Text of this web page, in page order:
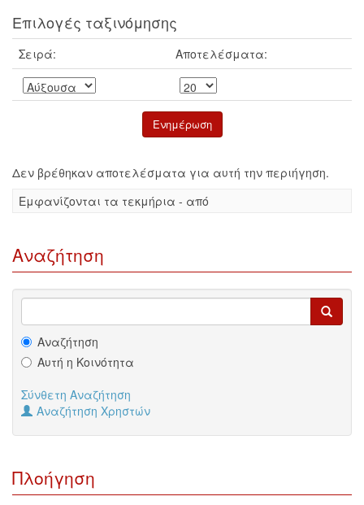
Επιλογές ταξινόμησης
Σειρά: Αποτελέσματα:
Δεν βρέθηκαν αποτελέσματα για αυτή την περιήγηση.
Eμφανίζονται τα τεκμήρια - από
Αναζήτηση
Αναζήτηση
Αυτή η Κοινότητα
Σύνθετη Αναζήτηση
Αναζήτηση Χρηστών
Πλοήγηση